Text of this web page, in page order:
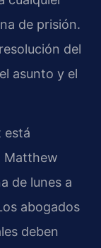
de prisión.
del
asunto y el
está
Matthew
de lunes a
abogados
deben